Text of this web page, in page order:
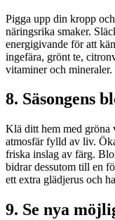
Pigga upp din kropp
näringsrika smaker.
energigivande för att
ingefära, grönt te,
vitaminer och mineraler.
8. Säsongens
Klä ditt hem med gröna
atmosfär fylld av liv.
friska inslag av färg.
bidrar dessutom till en
ett extra glädjerus och
9. Se nya